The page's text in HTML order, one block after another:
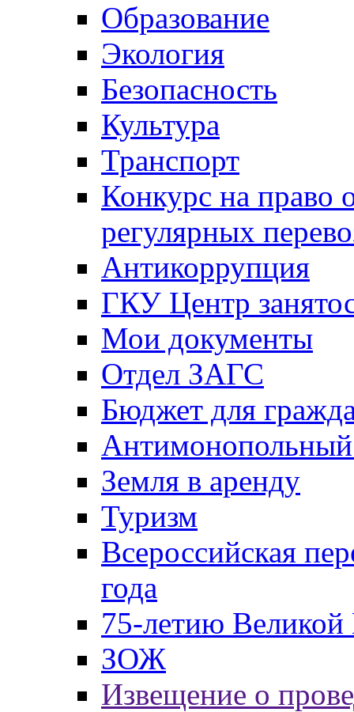
Образование
Экология
Безопасность
Культура
Транспорт
Конкурс на право
регулярных
Антикоррупция
ГКУ Центр
Мои документы
Отдел ЗАГС
Бюджет для
Антимонопольный
Земля в аренду
Туризм
Всероссийская
года
75-летию
ЗОЖ
Извещение о